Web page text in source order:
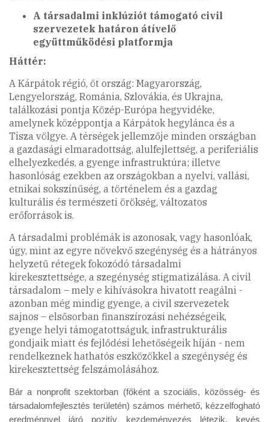
A társadalmi inklúziót támogató civil
szervezetek határon átívelő
együttműködési platformja
Háttér:
A Kárpátok régió, öt ország: Magyarország,
Lengyelország, Románia, Szlovákia, és Ukrajna,
találkozási pontja Közép-Európa hegyvidéke,
amelynek középpontja a Kárpátok hegylánca és a
Tisza völgye. A térségek jellemzője minden országban
a gazdasági elmaradottság, alulfejlettség, a periferiális
elhelyezkedés, a gyenge infrastruktúra; illetve
hasonlóság ezekben az országokban a nyelvi, vallási,
etnikai sokszínűség, a történelem és a gazdag
kulturális és természeti örökség, változatos
erőforrások is.
A társadalmi problémák is azonosak, vagy hasonlóak,
úgy, mint az egyre növekvő szegénység és a hátrányos
helyzetű rétegek fokozódó társadalmi
kirekesztettsége, a szegénység stigmatizálása. A civil
társadalom – mely e kihívásokra hivatott reagálni -
azonban még mindig gyenge, a civil szervezetek
sajnos – elsősorban finanszírozási nehézségeik,
gyenge helyi támogatottságuk, infrastrukturális
gondjaik miatt és fejlődési lehetőségeik híján - nem
rendelkeznek hathatós eszközökkel a szegénység és
kirekesztettség felszámolásához.
Bár a nonprofit szektorban (főként a szociális, közösség- és
társadalomfejlesztés területén) számos mérhető, kézzelfogható
eredménnyel járó pozitív kezdeményezés létezik, kevés